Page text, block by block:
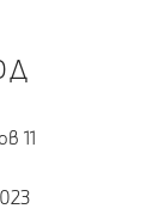
11